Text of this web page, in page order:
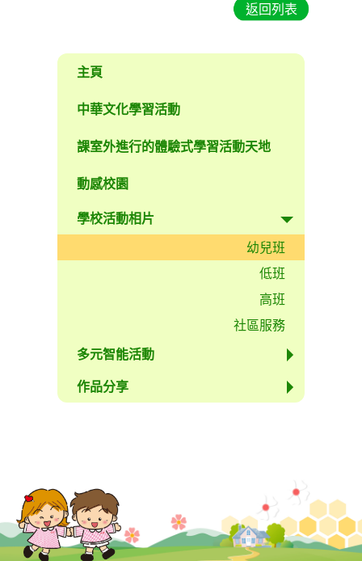
主頁
中華文化學習活動
課室外進行的體驗式學習活動天地
動感校園
學校活動相片
幼兒班
低班
高班
社區服務
多元智能活動
作品分享
返回列表